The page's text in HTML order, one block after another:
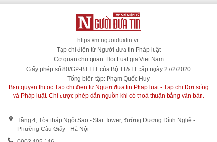
https://m.nguoiduatin.vn
Tạp chí điện tử Người đưa tin Pháp luật
Cơ quan chủ quản: Hội Luật gia Việt Nam
Giấy phép số 80/GP-BTTTT của Bộ TT&TT cấp ngày 27/2/2020
Tổng biên tập: Phạm Quốc Huy
Bản quyền thuộc Tạp chí điện tử Người đưa tin Pháp luật - Tạp chí Đời sống
và Pháp luật. Chỉ được phép dẫn nguồn khi có thoả thuận bằng văn bản.
Tầng 4, Tòa tháp Ngôi Sao - Star Tower, đường Dương Đình Nghệ -
Phường Cầu Giấy - Hà Nội